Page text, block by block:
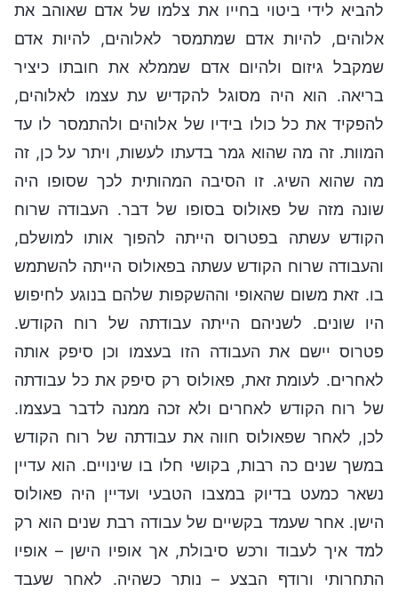
להביא לידי ביטוי בחייו את צלמו של אדם שאוהב את
אלוהים, להיות אדם שמתמסר לאלוהים, להיות אדם
שמקבל גיזום ולהיום אדם שממלא את חובתו כיציר
בריאה. הוא היה מסוגל להקדיש עת עצמו לאלוהים,
להפקיד את כל כולו בידיו של אלוהים ולהתמסר לו עד
המוות. זה מה שהוא גמר בדעתו לעשות, ויתר על כן, זה
מה שהוא השיג. זו הסיבה המהותית לכך שסופו היה
שונה מזה של פאולוס בסופו של דבר. העבודה שרוח
הקודש עשתה בפטרוס הייתה להפוך אותו למושלם,
והעבודה שרוח הקודש עשתה בפאולוס הייתה להשתמש
בו. זאת משום שהאופי וההשקפות שלהם בנוגע לחיפוש
היו שונים. לשניהם הייתה עבודתה של רוח הקודש.
פטרוס יישם את העבודה הזו בעצמו וכן סיפק אותה
לאחרים. לעומת זאת, פאולוס רק סיפק את כל עבודתה
של רוח הקודש לאחרים ולא זכה ממנה לדבר בעצמו.
לכן, לאחר שפאולוס חווה את עבודתה של רוח הקודש
במשך שנים כה רבות, בקושי חלו בו שינויים. הוא עדיין
נשאר כמעט בדיוק במצבו הטבעי ועדיין היה פאולוס
הישן. אחר שעמד בקשיים של עבודה רבת שנים הוא רק
למד איך לעבוד ורכש סיבולת, אך אופיו הישן – אופיו
התחרותי ורודף הבצע – נותר כשהיה. לאחר שעבד